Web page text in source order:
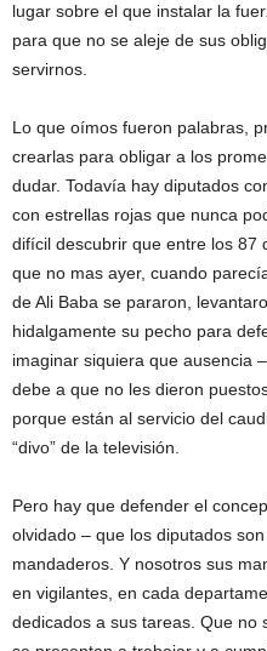
lugar sobre el que instalar la
para que no se aleje de sus
servirnos.
Lo que oímos fueron palabras,
crearlas para obligar a los
dudar. Todavía hay diputados
con estrellas rojas que nunca
difícil descubrir que entre los 87
que no mas ayer, cuando
de Ali Baba se pararon,
hidalgamente su pecho para
imaginar siquiera que ausencia
debe a que no les dieron
porque están al servicio del
“divo” de la televisión.
Pero hay que defender el
olvidado – que los diputados
mandaderos. Y nosotros sus
en vigilantes, en cada
dedicados a sus tareas. Que no